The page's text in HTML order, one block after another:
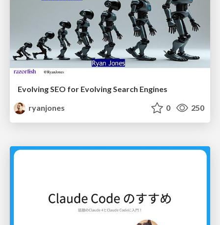
Evolving SEO for Evolving Search Engines
ryanjones
0 250